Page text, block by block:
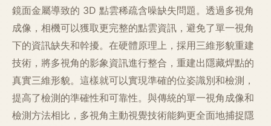
鏡面金屬導致的 3D 點雲稀疏含噪缺失問題。透過多視角
成像，相機可以獲取更完整的點雲資訊，避免了單一視角
下的資訊缺失和幹擾。在硬體原理上，採用三維形貌重建
技術，將多視角的影象資訊進行整合，重建出隱藏焊點的
真實三維形貌。這樣就可以實現準確的位姿識別和檢測，
提高了檢測的準確性和可靠性。與傳統的單一視角成像和
檢測方法相比，多視角主動視覺技術能夠更全面地捕捉隱